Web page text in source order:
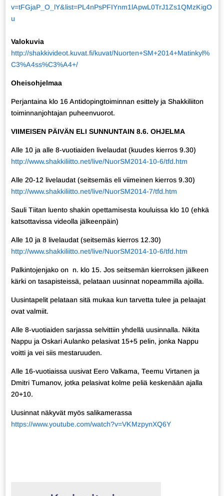
v=tFGjaP_O_lY&list=PL4nPsPFIYnm1lApwL0TrJ1Zs1QMzKigO
u
Valokuvia
http://shakkivideot.kuvat.fi/kuvat/Nuorten+SM+2014+Matinkyl%
C3%A4ss%C3%A4+/
Oheisohjelmaa
Perjantaina klo 16 Antidopingtoiminnan esittely ja Shakkiliiton
toiminnanjohtajan puheenvuorot.
VIIMEISEN PÄIVÄN ELI SUNNUNTAIN 8.6. OHJELMA
Alle 10 ja alle 8-vuotiaiden livelaudat (kuudes kierros 9.30)
http://www.shakkiliitto.net/live/NuorSM2014-10-6/tfd.htm
Alle 20-12 livelaudat (seitsemäs eli viimeinen kierros 9.30)
http://www.shakkiliitto.net/live/NuorSM2014-7/tfd.htm
Sauli Tiitan luento shakin opettamisesta kouluissa klo 10 (ehkä
katsottavissa videolla jälkeenpäin)
Alle 10 ja 8 livelaudat (seitsemäs kierros 12.30)
http://www.shakkiliitto.net/live/NuorSM2014-10-6/tfd.htm
Palkintojenjako on n. klo 15. Jos seitsemän kierroksen jälkeen
kärki on tasapisteissä, pelataan uusinnat nopeammilla ajoilla.
Uusintapelit pelataan sitä mukaa kun tarvetta tulee ja pelaajat
ovat valmiit.
Alle 8-vuotiaiden sarjassa selvittiin yhdellä uusinnalla. Nikita
Nappu ja Oskari Aulanko pelasivat 15+5 pelin, jonka Nappu
voitti ja vei siis mestaruuden.
Alle 16-vuotiaissa uusivat Eero Valkama, Teemu Virtanen ja
Dmitri Tumanov, jotka pelasivat kolme peliä keskenään ajalla
20+10.
Uusinnat näkyvät myös salikamerassa
https://www.youtube.com/watch?v=VKMzpynXQ6Y